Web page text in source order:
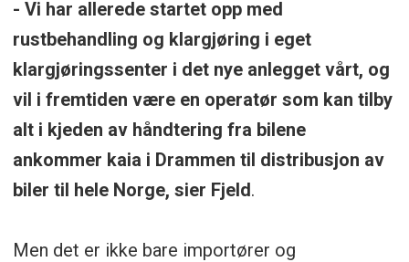
- Vi har allerede startet opp med
rustbehandling og klargjøring i eget
klargjøringssenter i det nye anlegget vårt, og
vil i fremtiden være en operatør som kan tilby
alt i kjeden av håndtering fra bilene
ankommer kaia i Drammen til distribusjon av
biler til hele Norge, sier Fjeld.
Men det er ikke bare importører og